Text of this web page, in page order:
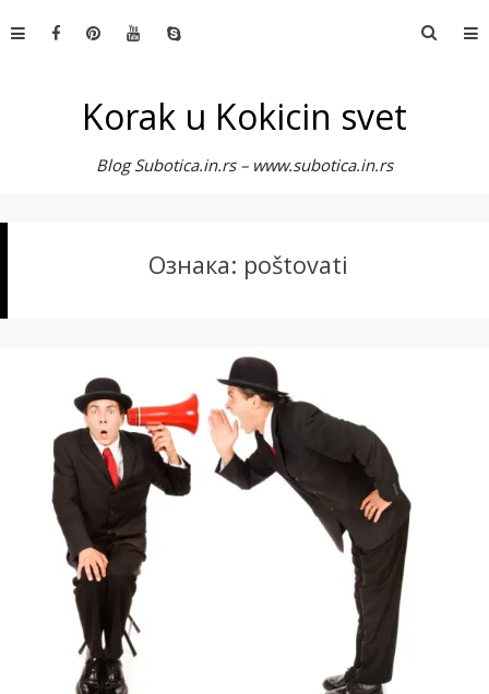
to
Korak u Kokicin svet
Blog Subotica.in.rs – www.subotica.in.rs
Ознака: poštovati